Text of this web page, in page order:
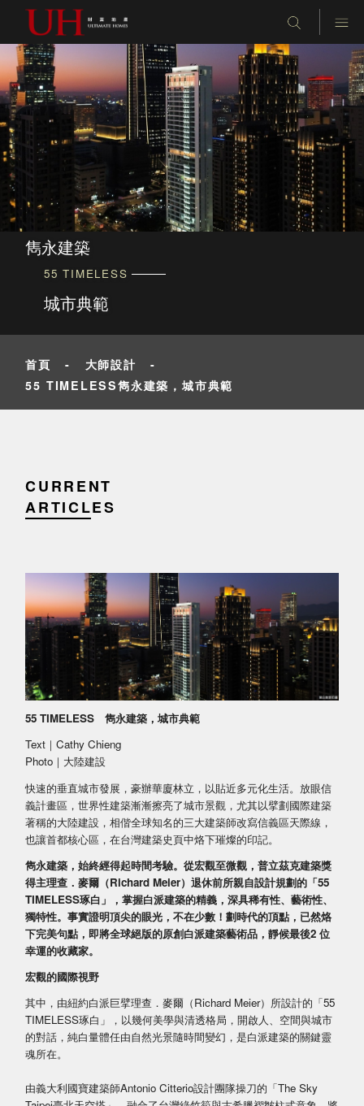
雋永建築
55 TIMELESS
城市典範
首頁 - 大師設計
-
55 TIMELESS雋永建築，城市典範
CURRENT
ARTICLES
55 TIMELESS 雋永建築，城市典範
Text｜Cathy Chieng
Photo｜大陸建設
快速的垂直城市發展，豪辦華廈林立，以貼近多元化生活。放眼信
義計畫區，世界性建築漸漸擦亮了城市景觀，尤其以擘劃國際建築
著稱的大陸建設，相偕全球知名的三大建築師改寫信義區天際線，
也讓首都核心區，在台灣建築史頁中烙下璀燦的印記。
雋永建築，始終經得起時間考驗。從宏觀至微觀，普立茲克建築獎
得主理查．麥爾（Richard Meier）退休前所親自設計規劃的「55
TIMELESS琢白」，掌握白派建築的精義，深具稀有性、藝術性、
獨特性。事實證明頂尖的眼光，不在少數！劃時代的頂點，已然烙
下完美句點，即將全球絕版的原創白派建築藝術品，靜候最後2 位
幸運的收藏家。
宏觀的國際視野
其中，由紐約白派巨擘理查．麥爾（Richard Meier）所設計的「55
TIMELESS琢白」，以幾何美學與清透格局，開啟人、空間與城市
的對話，純白量體任由自然光景隨時間變幻，是白派建築的關鍵靈
魂所在。
由義大利國寶建築師Antonio Citterio設計團隊操刀的「The Sky